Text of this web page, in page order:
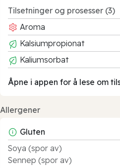
Tilsetninger og prosesser (3)
Aroma
Kalsiumpropionat
Kaliumsorbat
Åpne i appen for å lese om
Allergener
Gluten
Soya (spor av)
Sennep (spor av)